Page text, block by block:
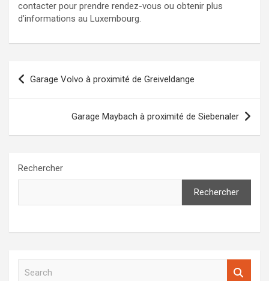
contacter pour prendre rendez-vous ou obtenir plus
d’informations au Luxembourg.
Navigation
de
Garage Volvo à proximité de Greiveldange
Garage Maybach à proximité de Siebenaler
Rechercher
Rechercher